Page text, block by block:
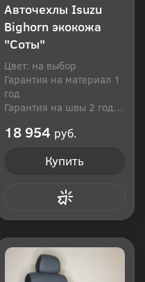
Авточехлы Isuzu
Bighorn экокожа
"Соты"
Цвет: на выбор
Гарантия на материал 1
год
Гарантия на швы 2 года
18 954 руб.
Купить